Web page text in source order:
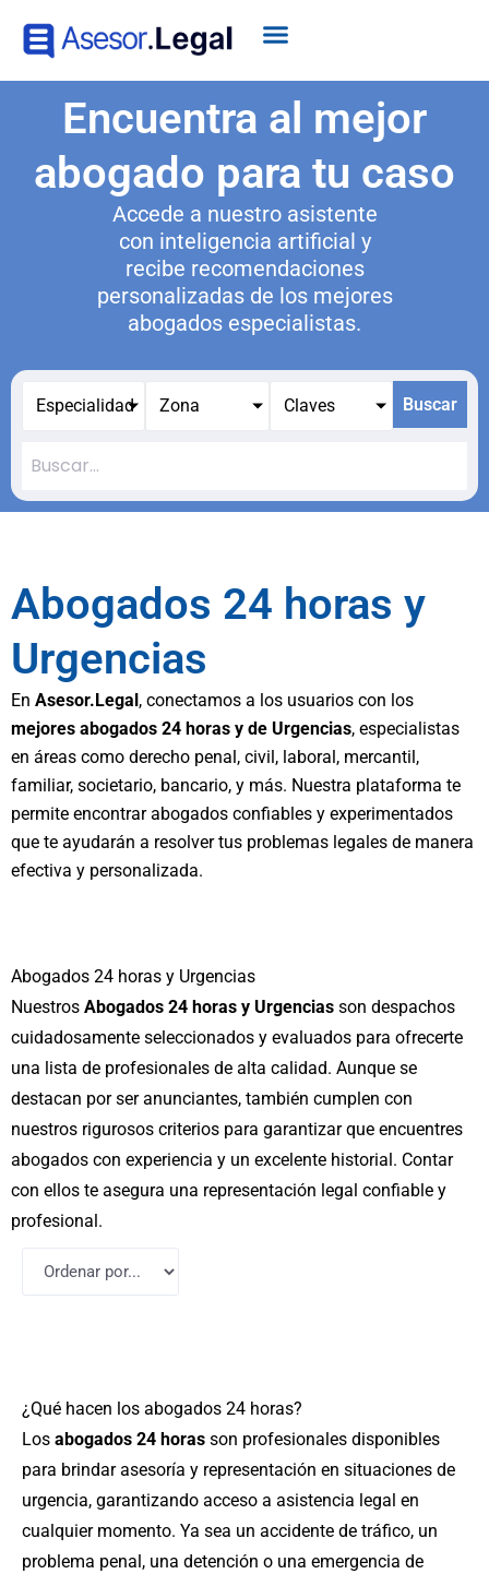
Encuentra al mejor
abogado para tu caso
Accede a nuestro asistente
con inteligencia artificial y
recibe recomendaciones
personalizadas de los mejores
abogados especialistas.
Especialidad Zona Claves Buscar
Abogados 24 horas y
Urgencias
En Asesor.Legal , conectamos a los usuarios con los
mejores abogados 24 horas y de Urgencias, especialistas
en áreas como derecho penal, civil, laboral, mercantil,
familiar, societario, bancario, y más. Nuestra plataforma te
permite encontrar abogados confiables y experimentados
que te ayudarán a resolver tus problemas legales de manera
efectiva y personalizada.
Abogados 24 horas y Urgencias
Nuestros Abogados 24 horas y Urgencias son despachos
cuidadosamente seleccionados y evaluados para ofrecerte
una lista de profesionales de alta calidad. Aunque se
destacan por ser anunciantes, también cumplen con
nuestros rigurosos criterios para garantizar que encuentres
abogados con experiencia y un excelente historial. Contar
con ellos te asegura una representación legal confiable y
profesional.
¿Qué hacen los abogados 24 horas?
Los abogados 24 horas son profesionales disponibles
para brindar asesoría y representación en situaciones de
urgencia, garantizando acceso a asistencia legal en
cualquier momento. Ya sea un accidente de tráfico, un
problema penal, una detención o una emergencia de